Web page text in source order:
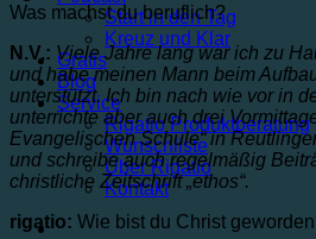
Start in den Tag
Kreuz und Klar
Gratis
Blog
Service
Rigatio Produktberatung
Wunschliste
Über Rigatio
Kontakt
Was machst du beruflich?
N.V.: Viele Jahre lang war ich zu
und habe meinen Mann beim
unterstützt. Ich bin nach wie vor in
unterrichte aber auch drei
Evangelischen Schule“ in
und schreibe auch regelmäßig
christliche Zeitschrift „ethos“.
rigatio: Wie bist du Christ